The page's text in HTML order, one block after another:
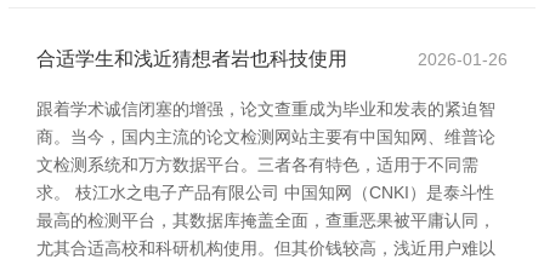
合适学生和浅近猜想者岩也科技使用 2026-01-26
跟着学术诚信闭塞的增强，论文查重成为毕业和发表的紧迫智
商。当今，国内主流的论文检测网站主要有中国知网、维普论
文检测系统和万方数据平台。三者各有特色，适用于不同需
求。 枝江水之电子产品有限公司 中国知网（CNKI）是泰斗性
最高的检测平台，其数据库掩盖全面，查重恶果被平庸认同，
尤其合适高校和科研机构使用。但其价钱较高，浅近用户难以